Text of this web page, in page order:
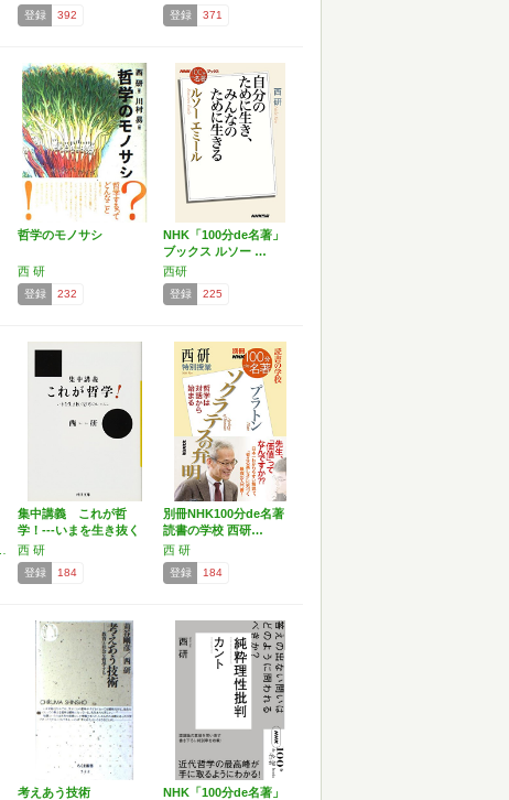
登録 392 登録 371
哲学のモノサシ
西 研
登録 232
NHK「100分de名著」
ブックス ルソー …
西研
登録 225
集中講義 これが哲
学！---いまを生き抜く
思…
西 研
登録 184
別冊NHK100分de名著
読書の学校 西研…
西 研
登録 184
考えあう技術
NHK「100分de名著」